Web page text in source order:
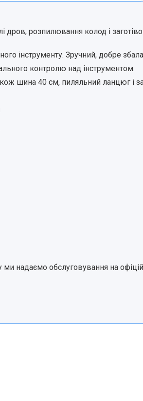
дров, розпилювання колод і
інструменту. Зручний, добре
контролю над інструментом.
шина 40 см, пиляльний ланцюг і
ми надаємо обслуговування на